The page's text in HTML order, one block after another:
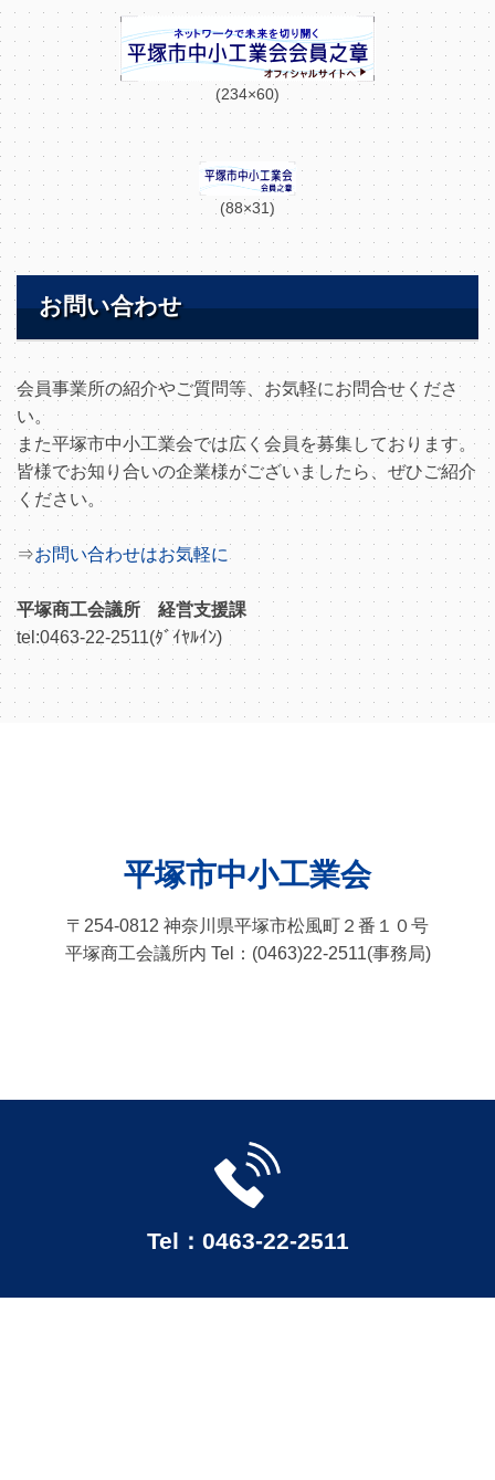
(234×60)
(88×31)
お問い合わせ
会員事業所の紹介やご質問等、お気軽にお問合せくださ
い。
また平塚市中小工業会では広く会員を募集しております。
皆様でお知り合いの企業様がございましたら、ぜひご紹介
ください。
⇒お問い合わせはお気軽に
平塚商工会議所 経営支援課
tel:0463-22-2511(ﾀﾞｲﾔﾙｲﾝ)
平塚市中小工業会
〒254-0812 神奈川県平塚市松風町２番１０号
平塚商工会議所内 Tel：(0463)22-2511(事務局)
Tel：0463-22-2511